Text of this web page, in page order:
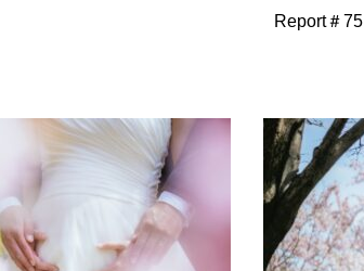
Report＃75